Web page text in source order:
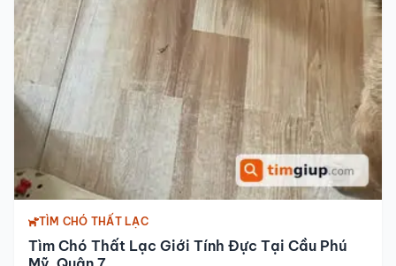
TÌM CHÓ THẤT LẠC
Tìm Chó Thất Lạc Giới Tính Đực Tại Cầu Phú